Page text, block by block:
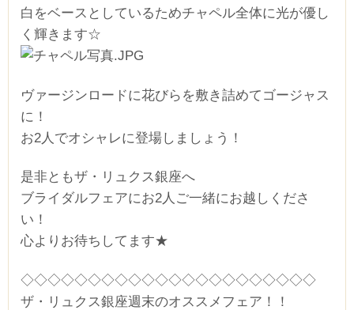
白をベースとしているためチャペル全体に光が優し
く輝きます☆
ヴァージンロードに花びらを敷き詰めてゴージャス
に！
お2人でオシャレに登場しましょう！
是非ともザ・リュクス銀座へ
ブライダルフェアにお2人ご一緒にお越しくださ
い！
心よりお待ちしてます★
◇◇◇◇◇◇◇◇◇◇◇◇◇◇◇◇◇◇◇◇◇◇
ザ・リュクス銀座週末のオススメフェア！！